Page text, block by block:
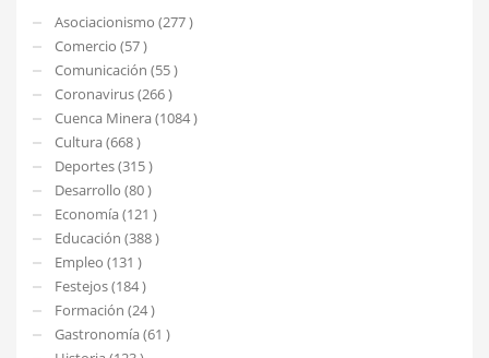
Asociacionismo (277 )
Comercio (57 )
Comunicación (55 )
Coronavirus (266 )
Cuenca Minera (1084 )
Cultura (668 )
Deportes (315 )
Desarrollo (80 )
Economía (121 )
Educación (388 )
Empleo (131 )
Festejos (184 )
Formación (24 )
Gastronomía (61 )